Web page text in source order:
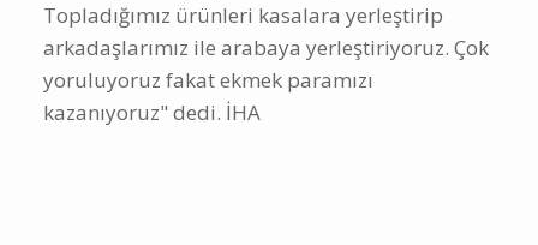
Topladığımız ürünleri kasalara yerleştirip
arkadaşlarımız ile arabaya yerleştiriyoruz. Çok
yoruluyoruz fakat ekmek paramızı
kazanıyoruz" dedi. İHA